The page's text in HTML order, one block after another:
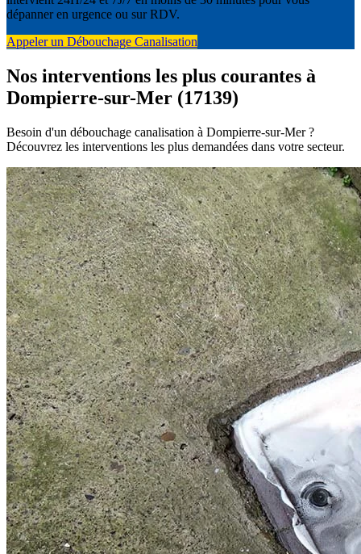
dépanner en urgence ou sur RDV.
Appeler un Débouchage Canalisation
Nos interventions les plus courantes à
Dompierre-sur-Mer (17139)
Besoin d'un débouchage canalisation à Dompierre-sur-Mer ?
Découvrez les interventions les plus demandées dans votre secteur.